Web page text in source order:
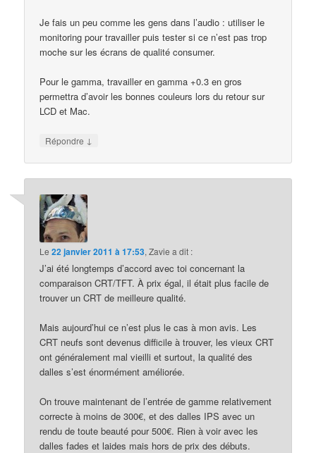
Je fais un peu comme les gens dans l’audio : utiliser le
monitoring pour travailler puis tester si ce n’est pas trop
moche sur les écrans de qualité consumer.
Pour le gamma, travailler en gamma +0.3 en gros
permettra d’avoir les bonnes couleurs lors du retour sur
LCD et Mac.
Répondre ↓
Le22 janvier 2011 à 17:53,Zavie a dit :
J’ai été longtemps d’accord avec toi concernant la
comparaison CRT/TFT. À prix égal, il était plus facile de
trouver un CRT de meilleure qualité.
Mais aujourd’hui ce n’est plus le cas à mon avis. Les
CRT neufs sont devenus difficile à trouver, les vieux CRT
ont généralement mal vieilli et surtout, la qualité des
dalles s’est énormément améliorée.
On trouve maintenant de l’entrée de gamme relativement
correcte à moins de 300€, et des dalles IPS avec un
rendu de toute beauté pour 500€. Rien à voir avec les
dalles fades et laides mais hors de prix des débuts.